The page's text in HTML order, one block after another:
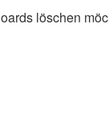
löschen